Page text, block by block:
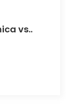
vs..